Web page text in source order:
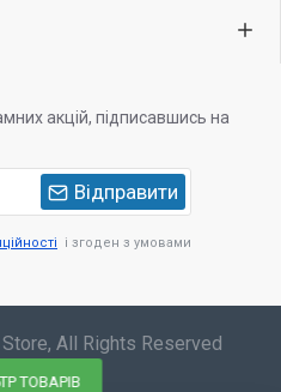
акцій, підписавшись на
Відправити
і згоден з умовами
All Rights Reserved
ТОВАРІВ